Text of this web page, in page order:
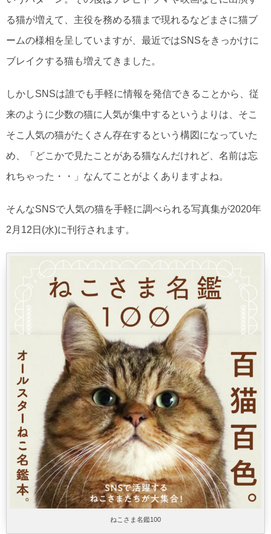
る猫が増えて、主役を務める猫まで現れるなどまさに猫ブ
ームの様相を呈していますが、最近ではSNSをきっかけに
ブレイクする猫も増えてきました。
しかしSNSは誰でも手軽に情報を発信できることから、従
来のように少数の猫に人気が集中するというよりは、そこ
そこ人気の猫がたくさん存在するという構図になっていた
め、「どこかで見たことがある猫なんだけれど、名前は忘
れちゃった・・」なんてことがよくありますよね。
そんなSNSで人気の猫を手軽に調べられる写真集が2020年
2月12日(水)に刊行されます。
ねこさま名鑑100